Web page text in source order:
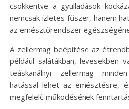
csökkentve a gyulladások
nemcsak ízletes fűszer, hanem
az emésztőrendszer
A zellermag beépítése az
például salátákban, levesekben
teáskanálnyi zellermag
hatással lehet az emésztésre,
megfelelő működésének